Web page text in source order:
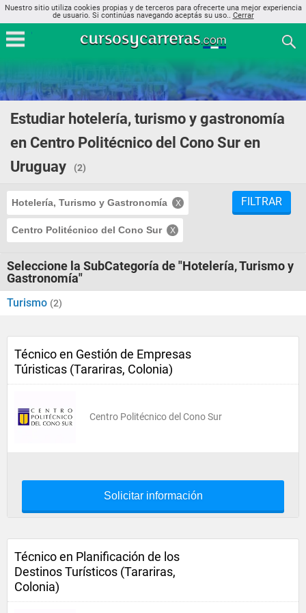
Nuestro sitio utiliza cookies propias y de terceros para ofrecerte una mejor experiencia
de usuario. Si continúas navegando aceptás su uso.. Cerrar
Estudiar hotelería, turismo y gastronomía
en Centro Politécnico del Cono Sur en
Uruguay
(2)
Hotelería, Turismo y Gastronomía
Centro Politécnico del Cono Sur
FILTRAR
Seleccione la SubCategoría de "Hotelería, Turismo y
Gastronomía"
Turismo (2)
Técnico en Gestión de Empresas
Túristicas (Tarariras, Colonia)
Centro Politécnico del Cono Sur
Solicitar información
Técnico en Planificación de los
Destinos Turísticos (Tarariras,
Colonia)